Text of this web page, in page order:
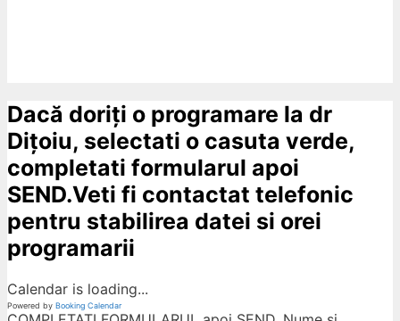
Dacă doriți o programare la dr
Dițoiu, selectati o casuta verde,
completati formularul apoi
SEND.Veti fi contactat telefonic
pentru stabilirea datei si orei
programarii
Calendar is loading...
Powered by Booking Calendar